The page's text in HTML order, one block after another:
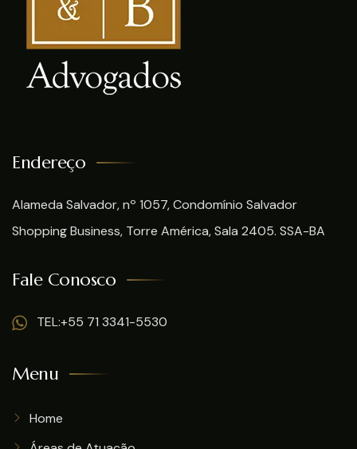
Endereço
Alameda Salvador, nº 1057, Condomínio Salvador
Shopping Business, Torre América, Sala 2405. SSA-BA
Fale Conosco
TEL:+55 71 3341-5530
Menu
Home